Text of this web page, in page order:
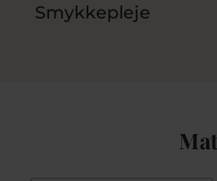
Smykkepleje